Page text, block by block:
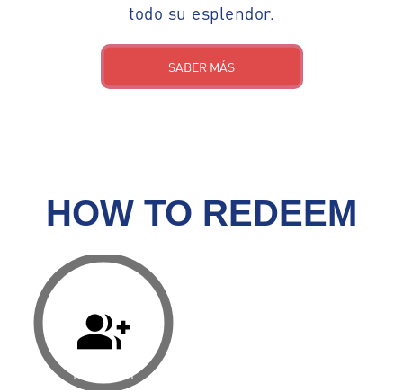
todo su esplendor.
SABER MÁS
HOW TO REDEEM
group_add
[ PASO 1 ]